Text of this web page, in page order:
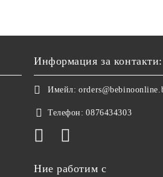
Информация за контакти:
Имейл:
Телефон: 0876434303
Ние работим с